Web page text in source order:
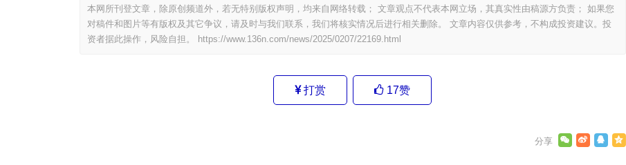
本网所刊登文章，除原创频道外，若无特别版权声明，均来自网络转载； 文章观点不代表本网立场，其真实性由稿源方负责； 如果您
对稿件和图片等有版权及其它争议，请及时与我们联系，我们将核实情况后进行相关删除。 文章内容仅供参考，不构成投资建议。投
资者据此操作，风险自担。
https://www.136n.com/news/2025/0207/22169.html
打赏 17赞